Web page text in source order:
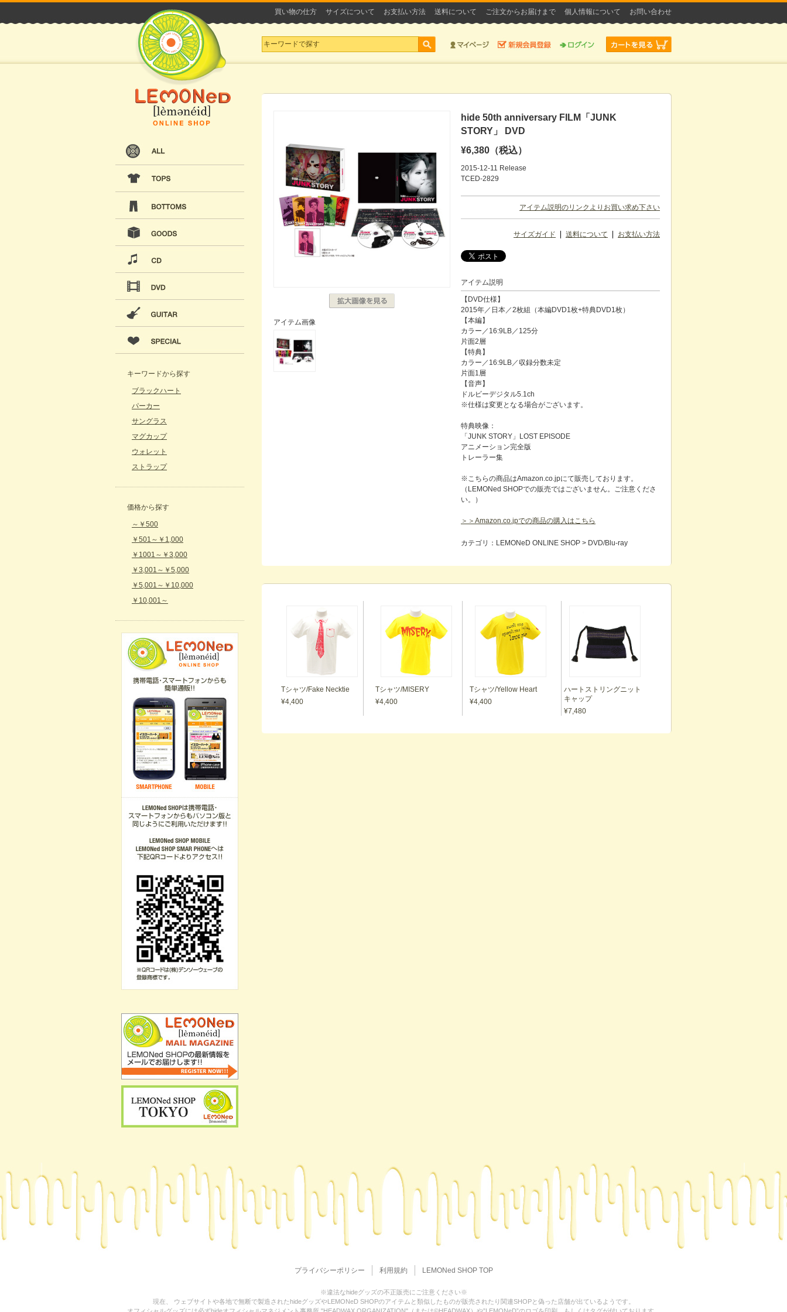
お問い合わせ
個人情報について
ご注文からお届けまで
送料について
お支払い方法
サイズについて
買い物の仕方
キーワードから探す
ブラックハート
パーカー
サングラス
マグカップ
ウォレット
ストラップ
価格から探す
～￥500
￥501～￥1,000
￥1001～￥3,000
￥3,001～￥5,000
￥5,001～￥10,000
￥10,001～
hide 50th anniversary FILM「JUNK
STORY」 DVD
¥6,380（税込）
2015-12-11 Release
TCED-2829
アイテム説明のリンクよりお買い求め下さい
お支払い方法
送料について
サイズガイド
アイテム説明
【DVD仕様】
2015年／日本／2枚組（本編DVD1枚+特典DVD1枚）
【本編】
カラー／16:9LB／125分
片面2層
【特典】
カラー／16:9LB／収録分数未定
片面1層
【音声】
ドルビーデジタル5.1ch
※仕様は変更となる場合がございます。
特典映像：
「JUNK STORY」LOST EPISODE
アニメーション完全版
トレーラー集
※こちらの商品はAmazon.co.jpにて販売しております。
（LEMONed SHOPでの販売ではございません。ご注意くださ
い。）
＞＞Amazon.co.jpでの商品の購入はこちら
カテゴリ：LEMONeD ONLINE SHOP > DVD/Blu-ray
アイテム画像
Tシャツ/Fake Necktie
¥4,400
Tシャツ/MISERY
¥4,400
Tシャツ/Yellow Heart
¥4,400
ハートストリングニット
キャップ
¥7,480
プライバシーポリシー 利用規約 LEMONed SHOP TOP
※違法なhideグッズの不正販売にご注意ください※
現在、 ウェブサイトや各地で無断で製造されたhideグッズやLEMONeD SHOPのアイテムと類似したものが販売されたり関連SHOPと偽った店舗が出ているようです。